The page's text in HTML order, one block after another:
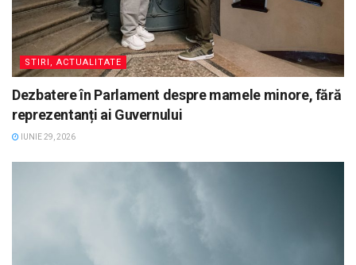
STIRI, ACTUALITATE
Dezbatere în Parlament despre mamele minore, fără
reprezentanți ai Guvernului
IUNIE 29, 2026